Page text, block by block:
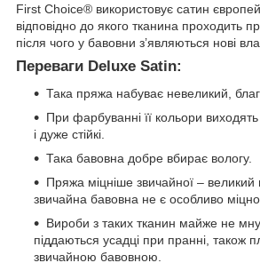
First Choice® використовує сатин
відповідно до якого тканина проходить
після чого у бавовни з’являються нові
Переваги Deluxe Satin:
Така пряжа набуває невеликий,
При фарбуванні її кольори виходять
і дуже стійкі.
Така бавовна добре вбирає вологу.
Пряжа міцніше звичайної – великий
звичайна бавовна не є особливо
Вироби з таких тканин майже не
піддаються усадці при пранні, також
звичайною бавовною.